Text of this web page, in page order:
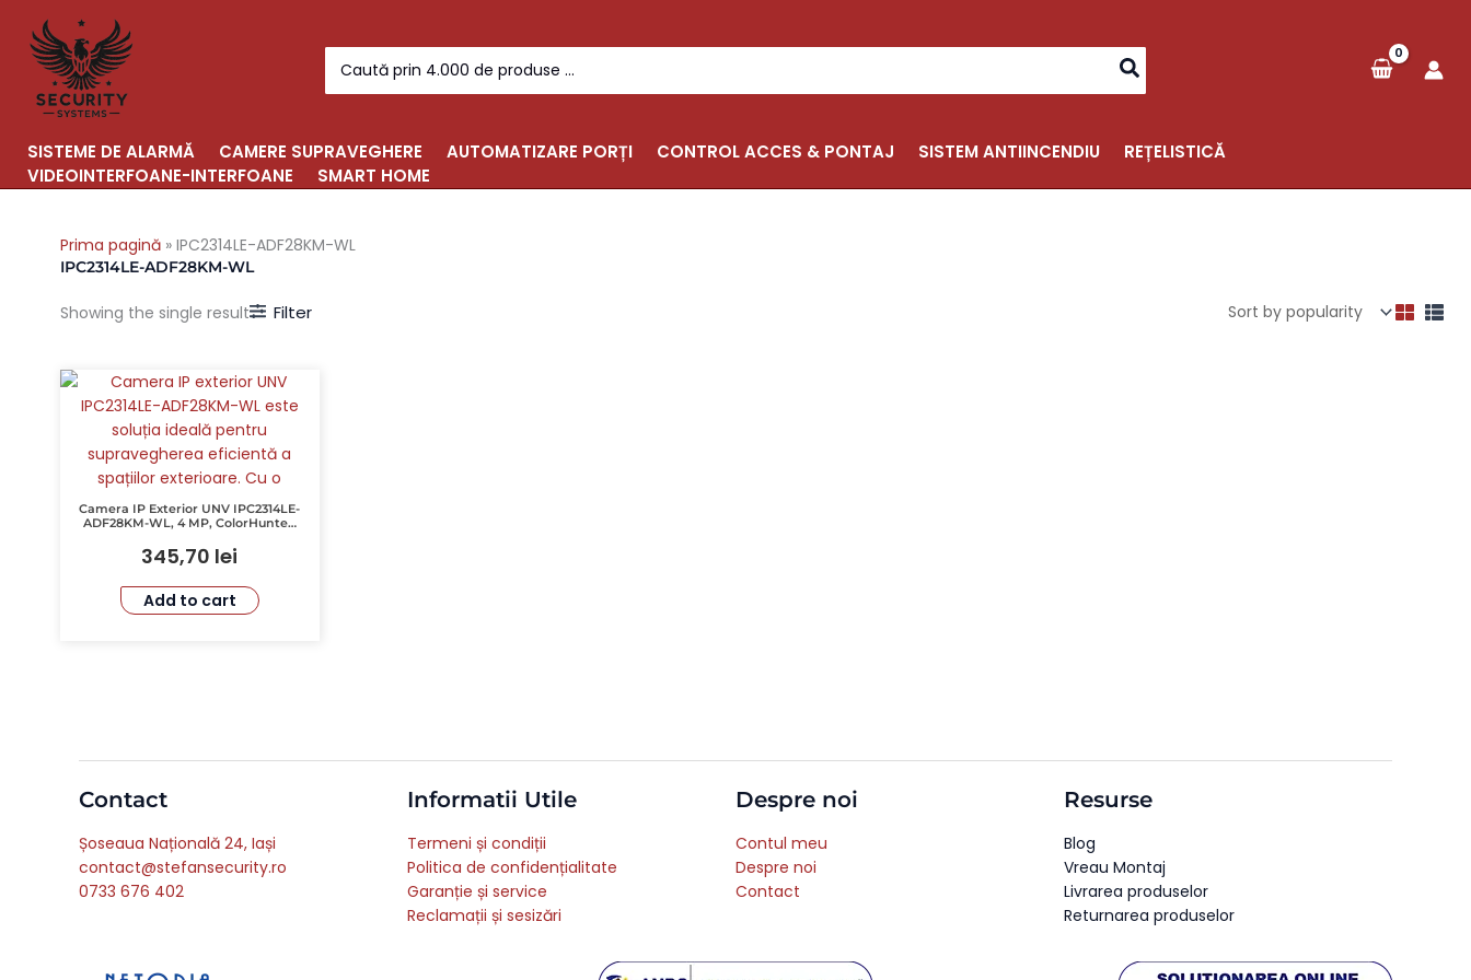
content
for:
SISTEME DE ALARMĂ CAMERE SUPRAVEGHERE AUTOMATIZARE PORȚI CONTROL ACCES & PONTAJ SISTEM ANTIINCENDIU
REȚELISTICĂ
VIDEOINTERFOANE-INTERFOANE
SMART HOME
Prima pagină » IPC2314LE-ADF28KM-WL
IPC2314LE-ADF28KM-WL
Showing the single result Filter
Camera IP Exterior UNV IPC2314LE-
ADF28KM-WL, 4 MP, ColorHunter,
Lentila F1.0, IP67
345,70 lei
Add to cart
Contact
Șoseaua Națională 24, Iași
contact@stefansecurity.ro
0733 676 402
Informatii Utile
Termeni și condiții
Politica de confidențialitate
Garanție și service
Reclamații și sesizări
Despre noi
Contul meu
Despre noi
Contact
Resurse
Blog
Vreau Montaj
Livrarea produselor
Returnarea produselor